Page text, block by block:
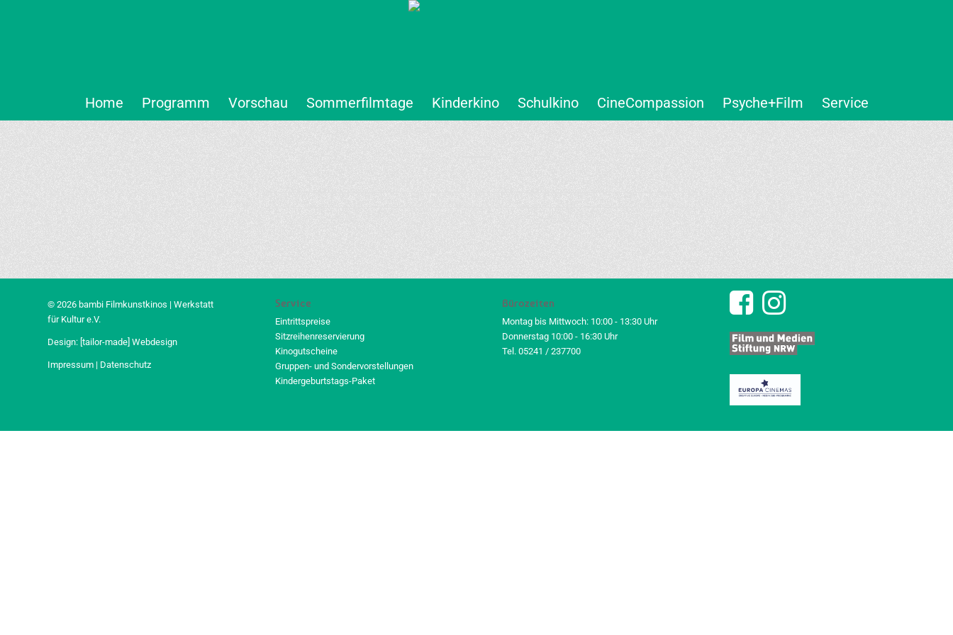
Home Programm Vorschau Sommerfilmtage Kinderkino Schulkino CineCompassion Psyche+Film Service
© 2026 bambi Filmkunstkinos | Werkstatt
für Kultur e.V.
Design: [tailor-made] Webdesign
Impressum | Datenschutz
Service
Eintrittspreise
Sitzreihenreservierung
Kinogutscheine
Gruppen- und Sondervorstellungen
Kindergeburtstags-Paket
Bürozeiten
Montag bis Mittwoch: 10:00 - 13:30 Uhr
Donnerstag 10:00 - 16:30 Uhr
Tel. 05241 / 237700